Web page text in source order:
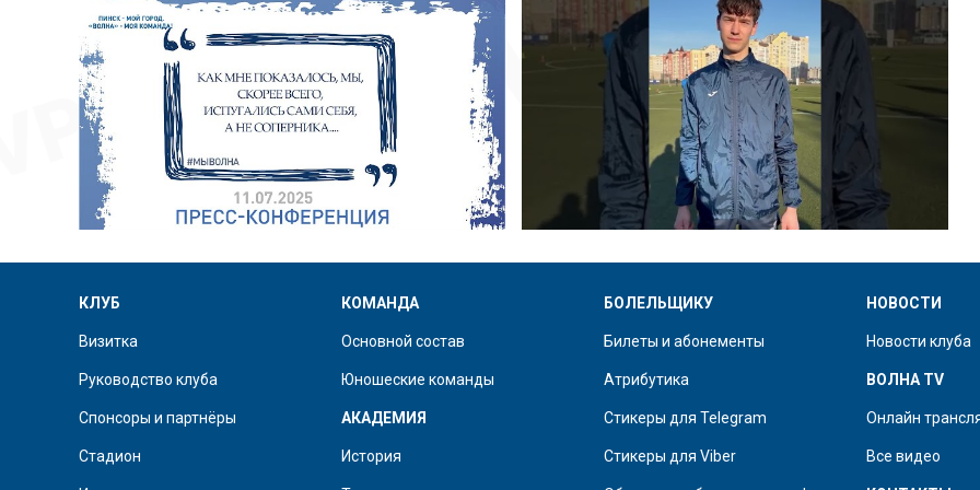
КЛУБ
Визитка
Руководство клуба
Спонсоры и партнёры
Стадион
КОМАНДА
Основной состав
Юношеские команды
АКАДЕМИЯ
История
БОЛЕЛЬЩИКУ
Билеты и абонементы
Атрибутика
Стикеры для Telegram
Стикеры для Viber
НОВОСТИ
Новости клуба
ВОЛНА TV
Онлайн
Все видео